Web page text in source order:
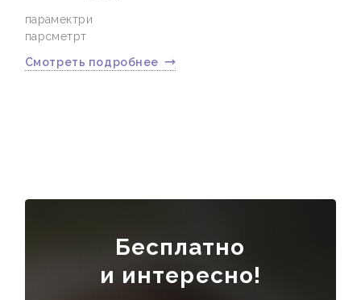
УСЛУГИ
КАТАЛОГ
СПАСИБО
парамектри
парсметрт
Смотреть подробнее
Бесплатно
и интересно!